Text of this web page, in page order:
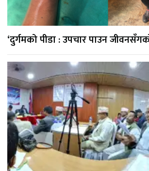
‘दुर्गमको पीडा : उपचार पाउन